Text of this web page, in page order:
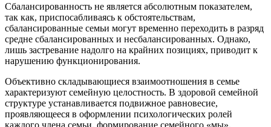
Сбалансированность не является абсолютным показателем,
так как, приспосабливаясь к обстоятельствам,
сбалансированные семьи могут временно переходить в разряд
средне сбалансированных и несбалансированных. Однако,
лишь застревание надолго на крайних позициях, приводит к
нарушению функционирования.
Объективно складывающиеся взаимоотношения в семье
характеризуют семейную целостность. В здоровой семейной
структуре устанавливается подвижное равновесие,
проявляющееся в оформлении психологических ролей
каждого члена семьи, формирование семейного «мы»,